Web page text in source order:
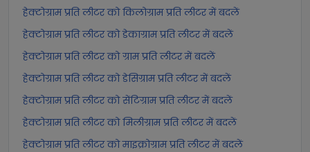
हेक्टोग्राम प्रति लीटर को किलोग्राम प्रति लीटर में बदलें
हेक्टोग्राम प्रति लीटर को डेकाग्राम प्रति लीटर में बदलें
हेक्टोग्राम प्रति लीटर को ग्राम प्रति लीटर में बदलें
हेक्टोग्राम प्रति लीटर को डेसिग्राम प्रति लीटर में बदलें
हेक्टोग्राम प्रति लीटर को सेंटिग्राम प्रति लीटर में बदलें
हेक्टोग्राम प्रति लीटर को मिलीग्राम प्रति लीटर में बदलें
हेक्टोग्राम प्रति लीटर को माइक्रोग्राम प्रति लीटर में बदलें